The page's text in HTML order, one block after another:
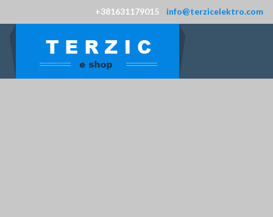
+381631179015 info@terzicelektro.com